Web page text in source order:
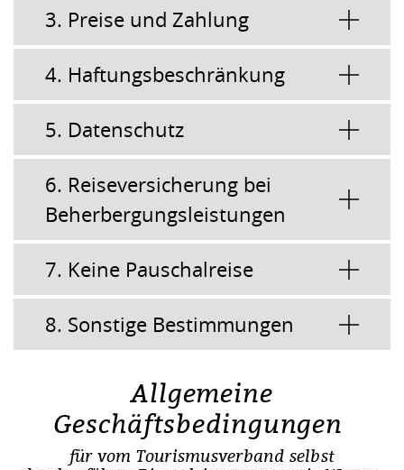
3. Preise und Zahlung
4. Haftungsbeschränkung
5. Datenschutz
6. Reiseversicherung bei
Beherbergungsleistungen
7. Keine Pauschalreise
8. Sonstige Bestimmungen
Allgemeine
Geschäftsbedingungen
für vom Tourismusverband selbst